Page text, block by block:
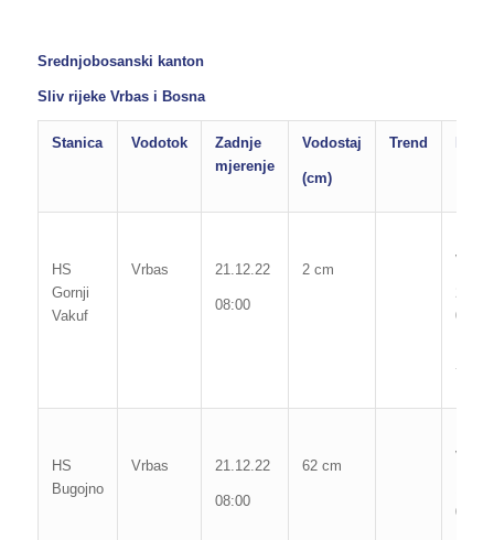
Srednjobosanski kanton
Sliv rijeke Vrbas i Bosna
Stanica Vodotok
Zadnje
mjerenje
Vodostaj
(cm)
Trend
HS
Gornji
Vakuf
Vrbas 21.12.22
08:00
2 cm
233
74 cm
HS
Bugojno
Vrbas 21.12.22
08:00
62 cm